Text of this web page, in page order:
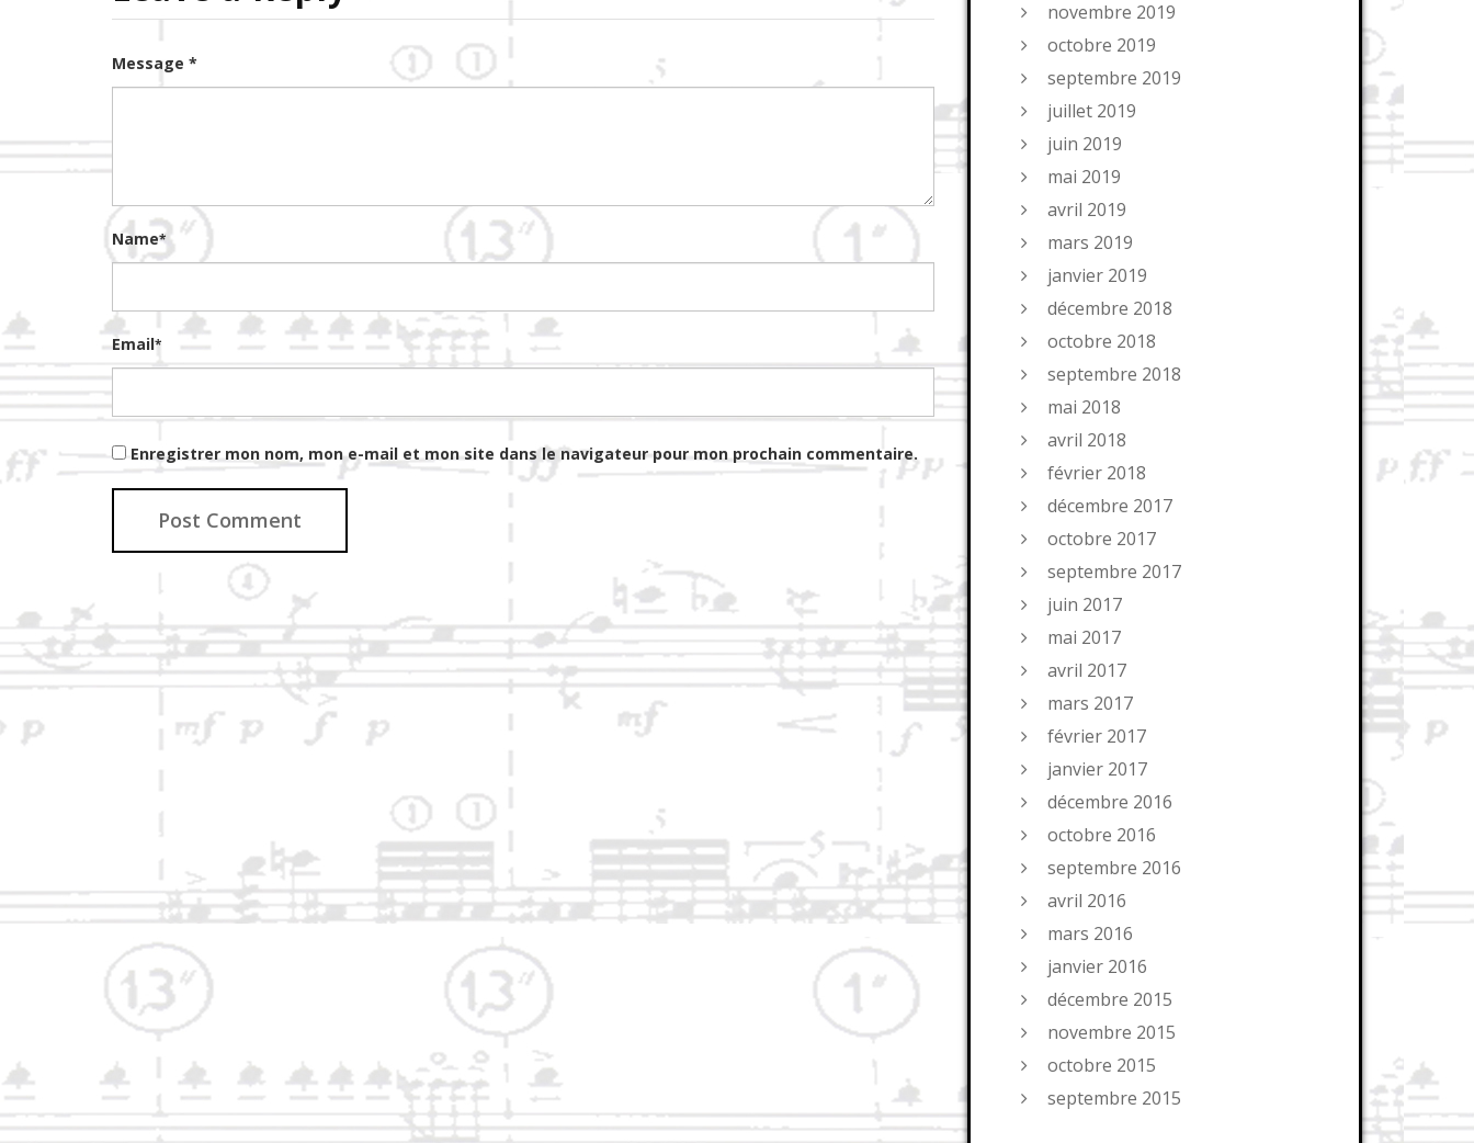
Message *
Name*
Email*
Enregistrer mon nom, mon e-mail et mon site dans le navigateur pour mon prochain commentaire.
novembre 2019
octobre 2019
septembre 2019
juillet 2019
juin 2019
mai 2019
avril 2019
mars 2019
janvier 2019
décembre 2018
octobre 2018
septembre 2018
mai 2018
avril 2018
février 2018
décembre 2017
octobre 2017
septembre 2017
juin 2017
mai 2017
avril 2017
mars 2017
février 2017
janvier 2017
décembre 2016
octobre 2016
septembre 2016
avril 2016
mars 2016
janvier 2016
décembre 2015
novembre 2015
octobre 2015
septembre 2015